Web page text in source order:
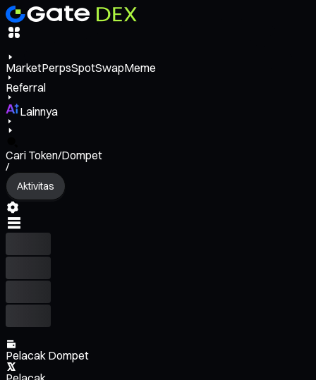
MarketPerpsSpotSwapMeme
Referral
Lainnya
Cari Token/Dompet
/
Aktivitas
Pelacak Dompet